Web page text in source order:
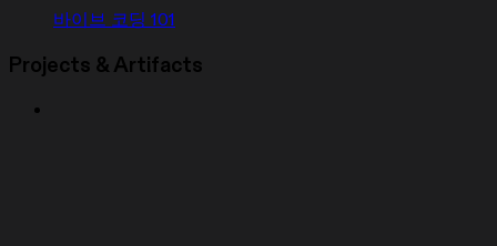
바이브 코딩 101
Projects & Artifacts